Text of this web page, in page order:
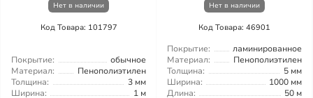
Нет в наличии
Код Товара: 101797
Покрытие:
обычное
Материал:
Пенополиэтилен
Толщина:
3 мм
Ширина:
1 м
Нет в наличии
Код Товара: 46901
Покрытие:
ламинированное
Материал:
Пенополиэтилен
Толщина:
5 мм
Ширина:
1000 мм
Длина:
50 м